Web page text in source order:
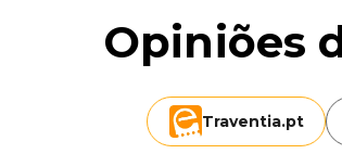
2,1 km/1,3 miOpiniões
Traventia.pt